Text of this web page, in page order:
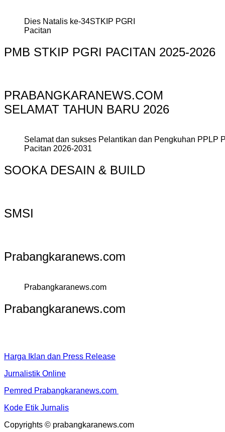
Dies Natalis ke-34STKIP PGRI
Pacitan
PMB STKIP PGRI PACITAN 2025-2026
PRABANGKARANEWS.COM
SELAMAT TAHUN BARU 2026
Selamat dan sukses Pelantikan dan Pengkuhan PPLP
Pacitan 2026-2031
SOOKA DESAIN & BUILD
SMSI
Prabangkaranews.com
Prabangkaranews.com
Prabangkaranews.com
Harga Iklan dan Press Release
Jurnalistik Online
Pemred Prabangkaranews.com
Kode Etik Jurnalis
Copyrights © prabangkaranews.com